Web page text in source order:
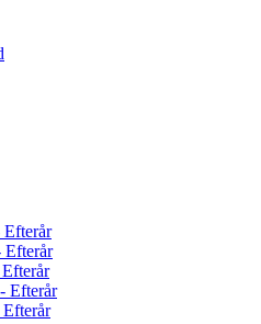
Efterår
Efterår